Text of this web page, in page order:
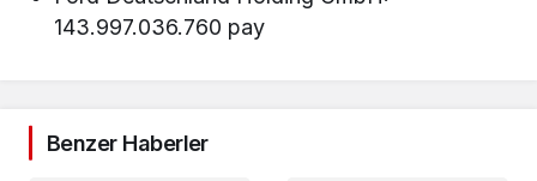
143.997.036.760 pay
Benzer Haberler